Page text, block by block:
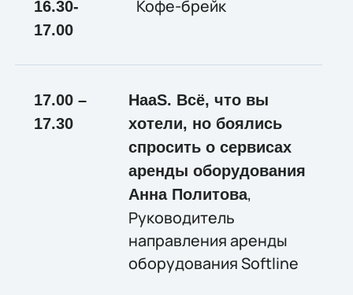
16.30-
17.00
Кофе-брейк
17.00 –
17.30
HaaS. Всё, что вы
хотели, но боялись
спросить о сервисах
аренды оборудования
Анна Политова,
Руководитель
направления аренды
оборудования Softline